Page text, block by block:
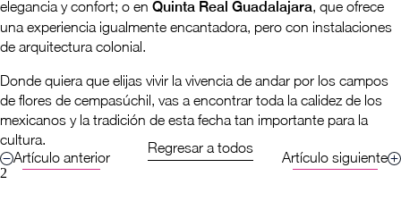
elegancia y confort; o en Quinta Real Guadalajara, que ofrece
una experiencia igualmente encantadora, pero con instalaciones
de arquitectura colonial.
Donde quiera que elijas vivir la vivencia de andar por los campos
de flores de cempasúchil, vas a encontrar toda la calidez de los
mexicanos y la tradición de esta fecha tan importante para la
cultura.
Artículo anterior
Regresar a todos
Artículo siguiente
2